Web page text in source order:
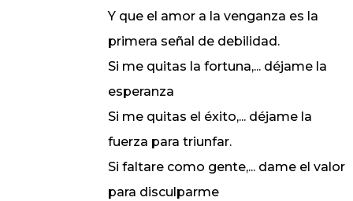
Y que el amor a la venganza es la
primera señal de debilidad.
Si me quitas la fortuna,... déjame la
esperanza
Si me quitas el éxito,... déjame la
fuerza para triunfar.
Si faltare como gente,... dame el valor
para disculparme